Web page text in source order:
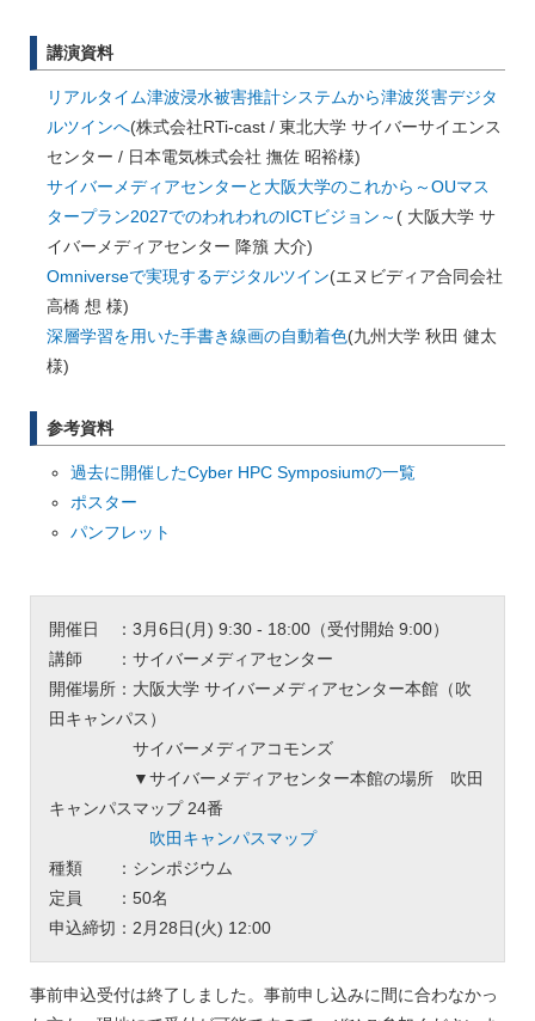
講演資料
リアルタイム津波浸水被害推計システムから津波災害デジタ
ルツインへ(株式会社RTi-cast / 東北大学 サイバーサイエンス
センター / 日本電気株式会社 撫佐 昭裕様)
サイバーメディアセンターと大阪大学のこれから～OUマス
タープラン2027でのわれわれのICTビジョン～ ( 大阪大学 サ
イバーメディアセンター 降籏 大介)
Omniverseで実現するデジタルツイン(エヌビディア合同会社
高橋 想 様)
深層学習を用いた手書き線画の自動着色(九州大学 秋田 健太
様)
参考資料
過去に開催したCyber HPC Symposiumの一覧
ポスター
パンフレット
開催日 ：3月6日(月) 9:30 - 18:00（受付開始 9:00）
講師 ：サイバーメディアセンター
開催場所：大阪大学 サイバーメディアセンター本館（吹
田キャンパス）
サイバーメディアコモンズ
▼サイバーメディアセンター本館の場所 吹田
キャンパスマップ 24番
吹田キャンパスマップ
種類 ：シンポジウム
定員 ：50名
申込締切：2月28日(火) 12:00
事前申込受付は終了しました。事前申し込みに間に合わなかっ